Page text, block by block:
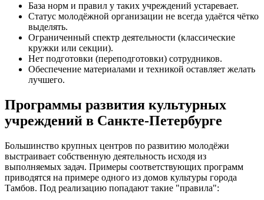
База норм и правил у таких учреждений устаревает.
Статус молодёжной организации не всегда удаётся чётко
выделять.
Ограниченный спектр деятельности (классические
кружки или секции).
Нет подготовки (переподготовки) сотрудников.
Обеспечение материалами и техникой оставляет желать
лучшего.
Программы развития культурных
учреждений в Санкте-Петербурге
Большинство крупных центров по развитию молодёжи
выстраивает собственную деятельность исходя из
выполняемых задач. Примеры соответствующих программ
приводятся на примере одного из домов культуры города
Тамбов. Под реализацию попадают такие "правила":